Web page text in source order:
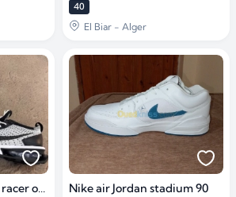
40
El Biar - Alger
Nike air max flyknit racer original Nike air Jordan stadium 90